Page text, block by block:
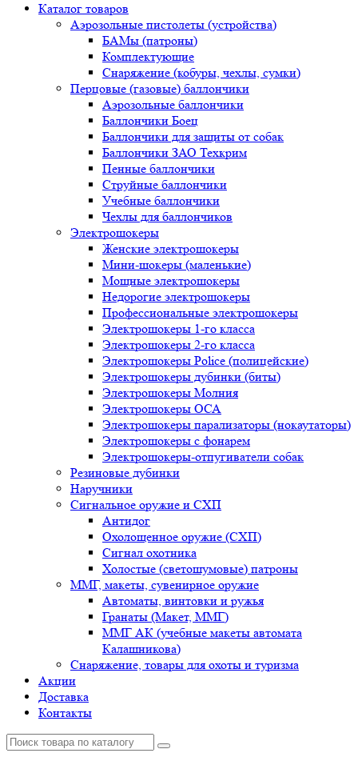
Каталог товаров
Аэрозольные пистолеты (устройства)
БАМы (патроны)
Комплектующие
Снаряжение (кобуры, чехлы, сумки)
Перцовые (газовые) баллончики
Аэрозольные баллончики
Баллончики Боец
Баллончики для защиты от собак
Баллончики ЗАО Техкрим
Пенные баллончики
Струйные баллончики
Учебные баллончики
Чехлы для баллончиков
Электрошокеры
Женские электрошокеры
Мини-шокеры (маленькие)
Мощные электрошокеры
Недорогие электрошокеры
Профессиональные электрошокеры
Электрошокеры 1-го класса
Электрошокеры 2-го класса
Электрошокеры Police (полицейские)
Электрошокеры дубинки (биты)
Электрошокеры Молния
Электрошокеры ОСА
Электрошокеры парализаторы (нокаутаторы)
Электрошокеры с фонарем
Электрошокеры-отпугиватели собак
Резиновые дубинки
Наручники
Сигнальное оружие и СХП
Антидог
Охолощенное оружие (СХП)
Сигнал охотника
Холостые (светошумовые) патроны
ММГ, макеты, сувенирное оружие
Автоматы, винтовки и ружья
Гранаты (Макет, ММГ)
ММГ АК (учебные макеты автомата
Калашникова)
Снаряжение, товары для охоты и туризма
Акции
Доставка
Контакты